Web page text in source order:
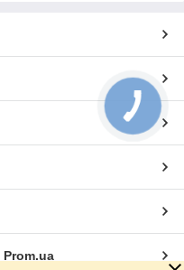
Prom.ua